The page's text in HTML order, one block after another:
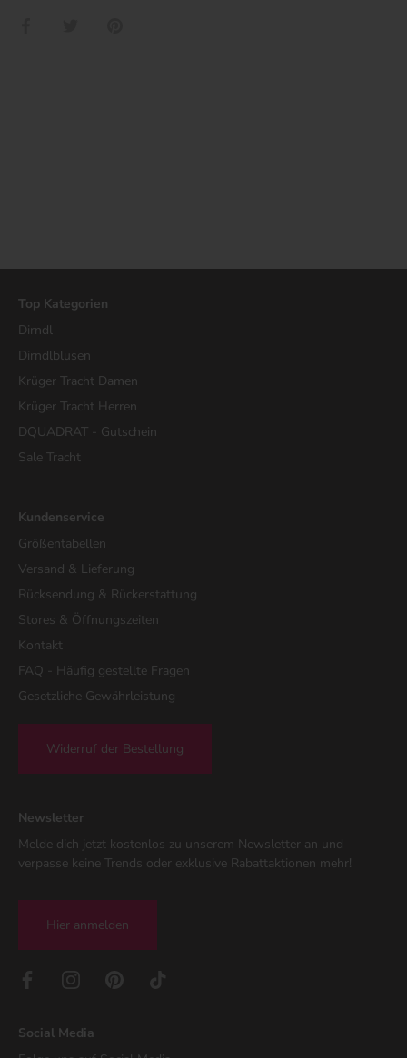
Top Kategorien
Dirndl
Dirndlblusen
Krüger Tracht Damen
Krüger Tracht Herren
DQUADRAT - Gutschein
Sale Tracht
Kundenservice
Größentabellen
Versand & Lieferung
Rücksendung & Rückerstattung
Stores & Öffnungszeiten
Kontakt
FAQ - Häufig gestellte Fragen
Gesetzliche Gewährleistung
Widerruf der Bestellung
Newsletter
Melde dich jetzt kostenlos zu unserem Newsletter an und
verpasse keine Trends oder exklusive Rabattaktionen mehr!
Hier anmelden
Social Media